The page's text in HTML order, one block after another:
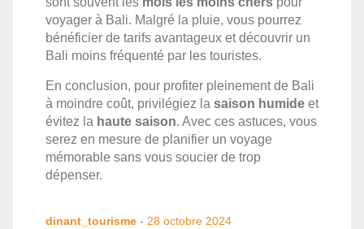
voyager à Bali. Malgré la pluie, vous pourrez
bénéficier de tarifs avantageux et découvrir un
Bali moins fréquenté par les touristes.
En conclusion, pour profiter pleinement de Bali
à moindre coût, privilégiez la saison humide et
évitez la haute saison. Avec ces astuces, vous
serez en mesure de planifier un voyage
mémorable sans vous soucier de trop
dépenser.
dinant_tourisme - 28 octobre 2024